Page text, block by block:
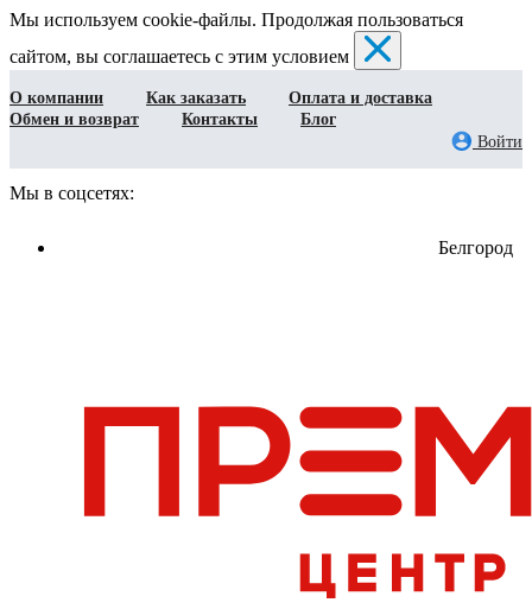
Мы используем cookie-файлы. Продолжая пользоваться
сайтом, вы соглашаетесь с этим условием
О компании Как заказать
Оплата и доставка
Обмен и возврат
Контакты
Блог
Войти
Мы в соцсетях:
Белгород